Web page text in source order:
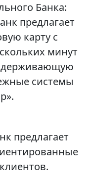
Банка:
предлагает
карту с
минут
системы
предлагает